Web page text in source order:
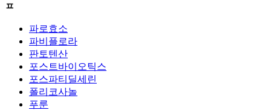
ㅍ
파로효소
파비플로라
판토텐산
포스트바이오틱스
포스파티딜세린
폴리코사놀
푸룬